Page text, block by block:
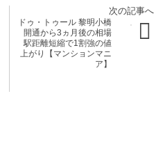
ドゥ・トゥール 黎明小橋
開通から3ヵ月後の相場
駅距離短縮で1割強の値
上がり【マンションマニ
ア】